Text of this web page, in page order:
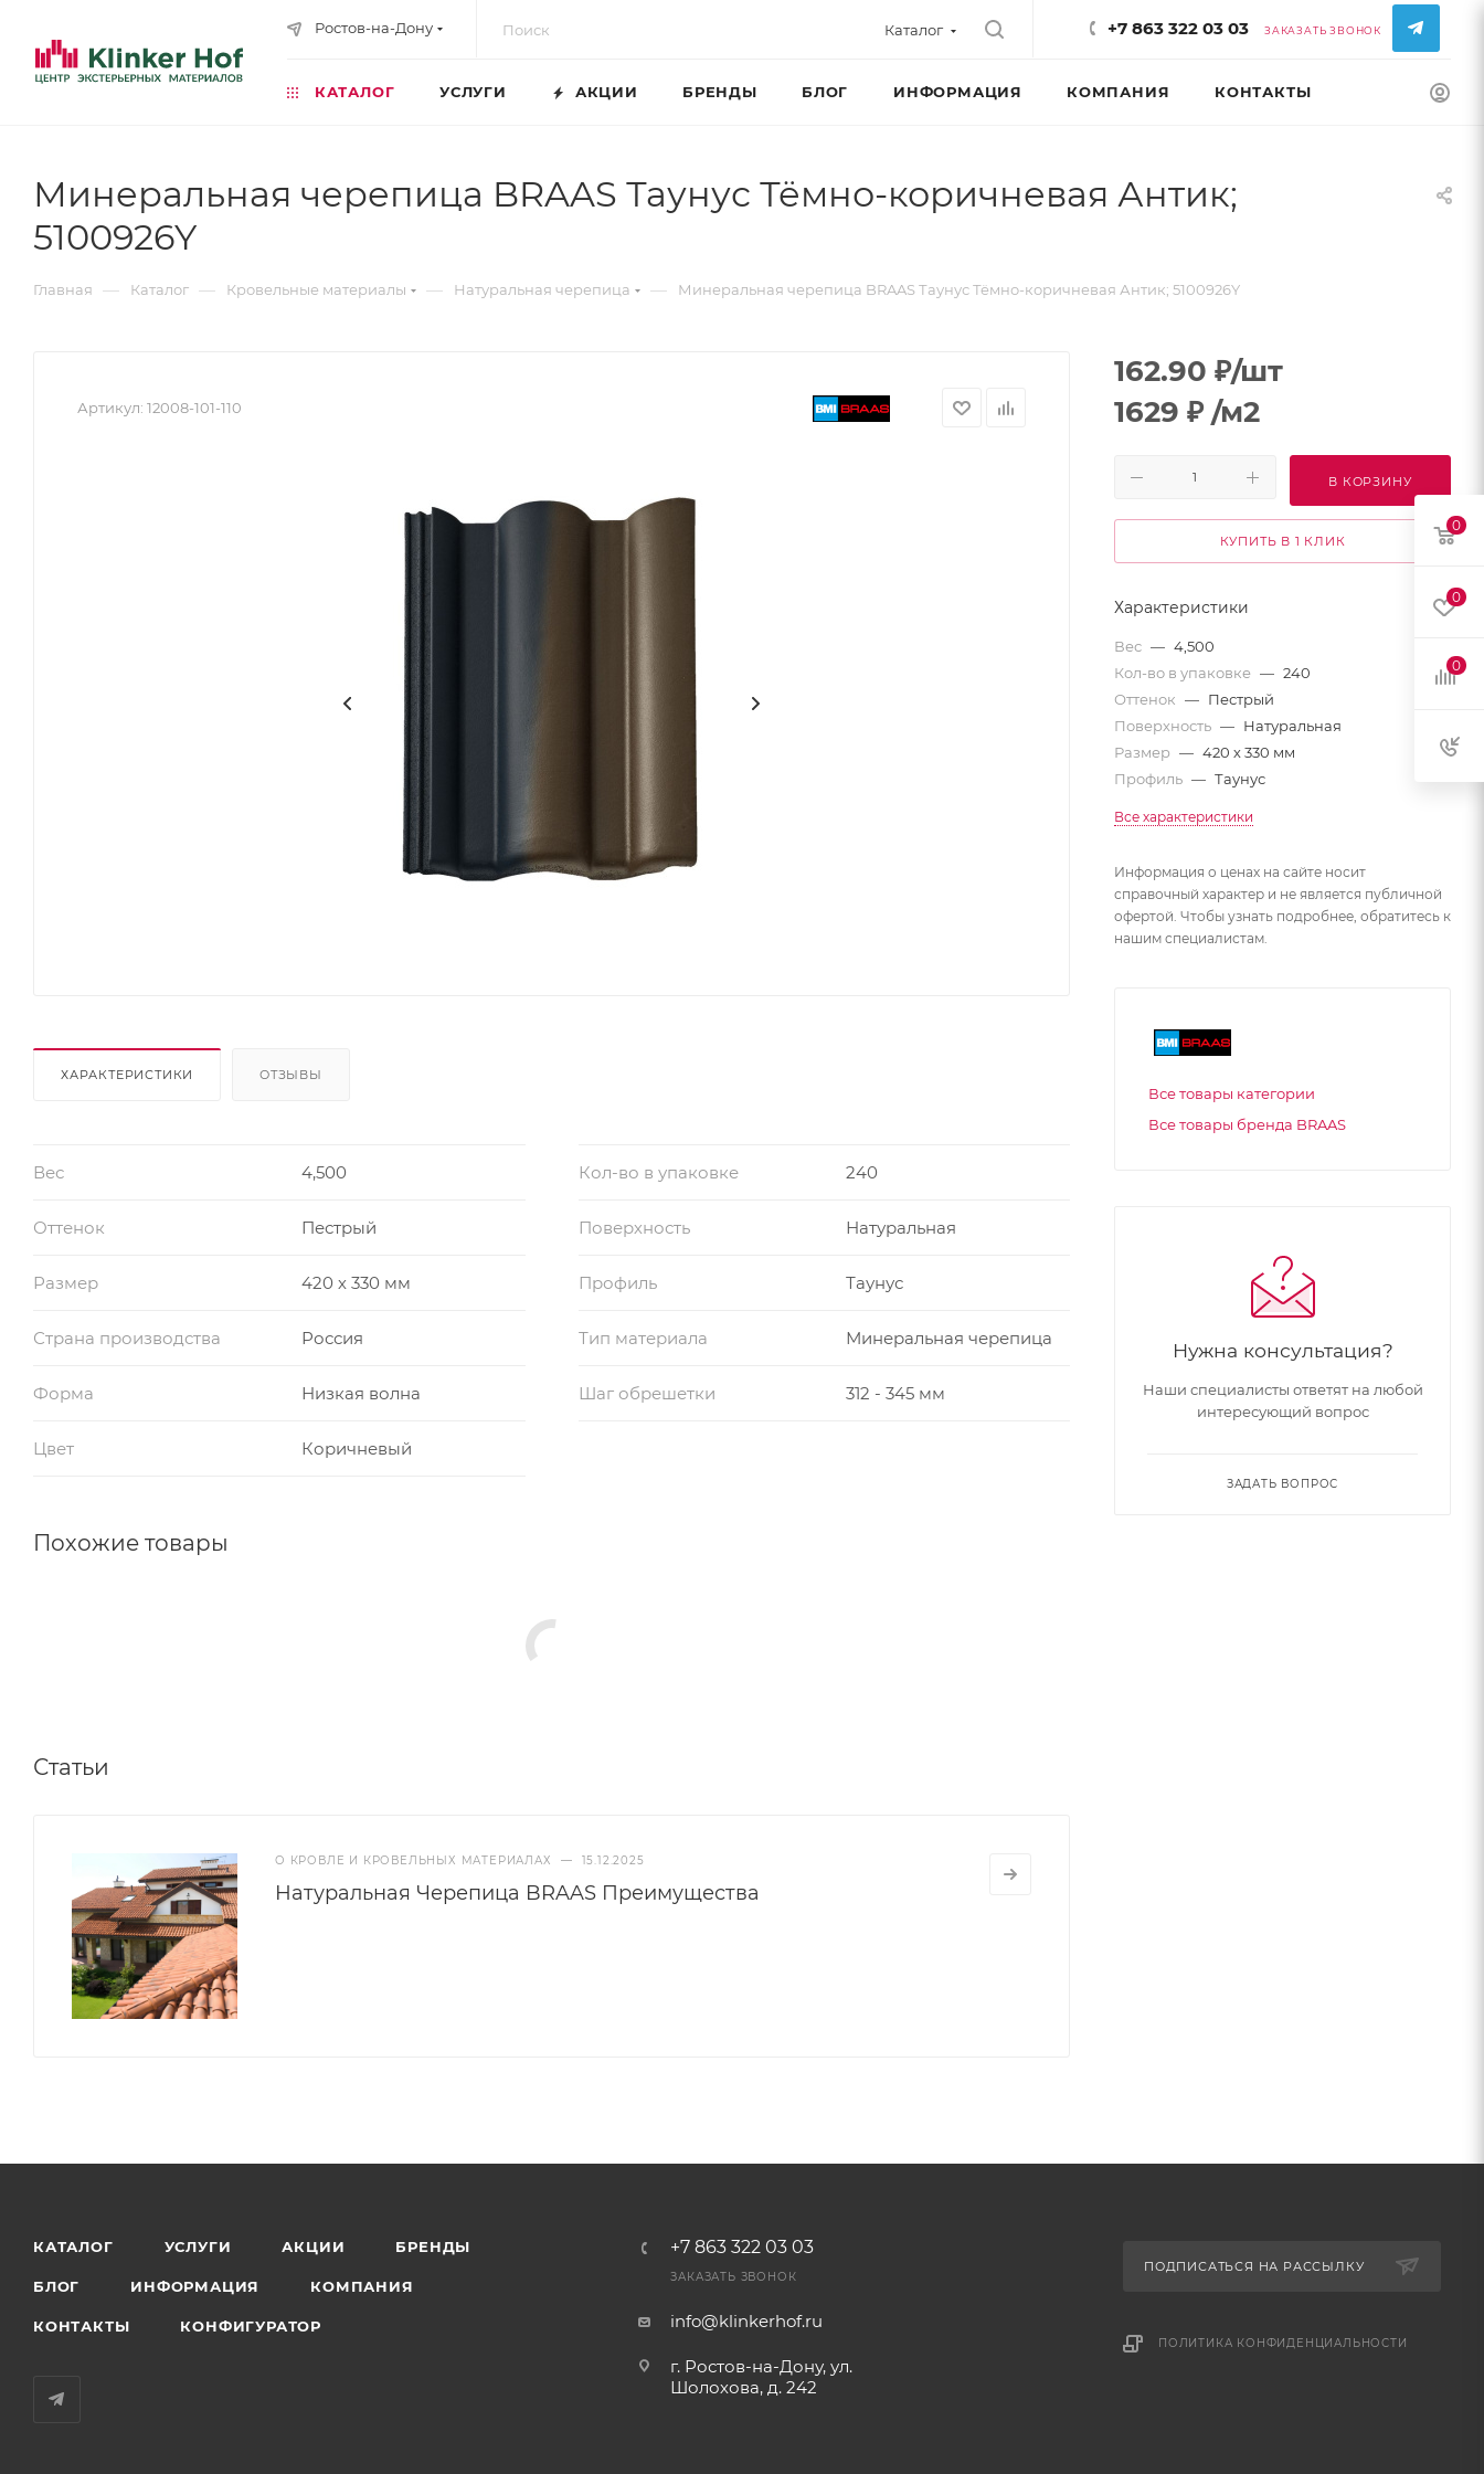
Ростов-на-Дону Каталог +7 863 322 03 03 ЗАКАЗАТЬ ЗВОНОК
КАТАЛОГ УСЛУГИ АКЦИИ БРЕНДЫ БЛОГ ИНФОРМАЦИЯ КОМПАНИЯ КОНТАКТЫ
Минеральная черепица BRAAS Таунус Тёмно-коричневая Антик;
5100926Y
Главная — Каталог — Кровельные материалы — Натуральная черепица — Минеральная черепица BRAAS Таунус Тёмно-коричневая Антик; 5100926Y
Артикул: 12008-101-110
ХАРАКТЕРИСТИКИ ОТЗЫВЫ
Вес 4,500 Кол-во в упаковке 240
Оттенок Пестрый Поверхность Натуральная
Размер 420 х 330 мм Профиль Таунус
Страна производства Россия Тип материала Минеральная черепица
Форма Низкая волна Шаг обрешетки 312 - 345 мм
Цвет Коричневый
Похожие товары
Статьи
О КРОВЛЕ И КРОВЕЛЬНЫХ МАТЕРИАЛАХ — 15.12.2025
Натуральная Черепица BRAAS Преимущества
162.90 ₽/шт
1629 ₽ /м2
В КОРЗИНУ
КУПИТЬ В 1 КЛИК
Характеристики
Вес — 4,500
Кол-во в упаковке — 240
Оттенок — Пестрый
Поверхность — Натуральная
Размер — 420 х 330 мм
Профиль — Таунус
Все характеристики
Информация о ценах на сайте носит
справочный характер и не является публичной
офертой. Чтобы узнать подробнее, обратитесь к
нашим специалистам.
Все товары категории
Все товары бренда BRAAS
Нужна консультация?
Наши специалисты ответят на любой
интересующий вопрос
ЗАДАТЬ ВОПРОС
КАТАЛОГ УСЛУГИ АКЦИИ БРЕНДЫ
БЛОГ ИНФОРМАЦИЯ КОМПАНИЯ
КОНТАКТЫ КОНФИГУРАТОР
+7 863 322 03 03
ЗАКАЗАТЬ ЗВОНОК
info@klinkerhof.ru
г. Ростов-на-Дону, ул.
Шолохова, д. 242
ПОДПИСАТЬСЯ НА РАССЫЛКУ
ПОЛИТИКА КОНФИДЕНЦИАЛЬНОСТИ
0
0
0